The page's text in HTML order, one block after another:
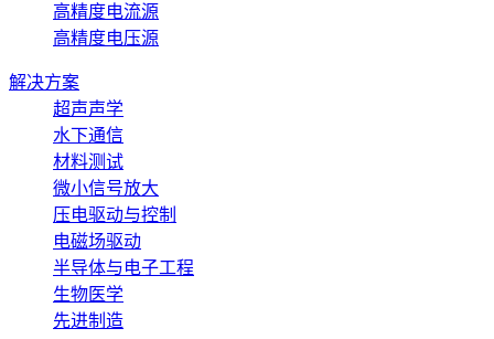
高精度电流源
高精度电压源
解决方案
超声声学
水下通信
材料测试
微小信号放大
压电驱动与控制
电磁场驱动
半导体与电子工程
生物医学
先进制造